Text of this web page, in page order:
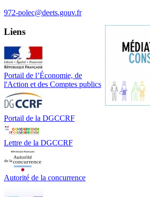
972-polec@deets.gouv.fr
Liens
Portail de l’Économie, de
l'Action et des Comptes publics
Portail de la DGCCRF
Lettre de la DGCCRF
Autorité de la concurrence